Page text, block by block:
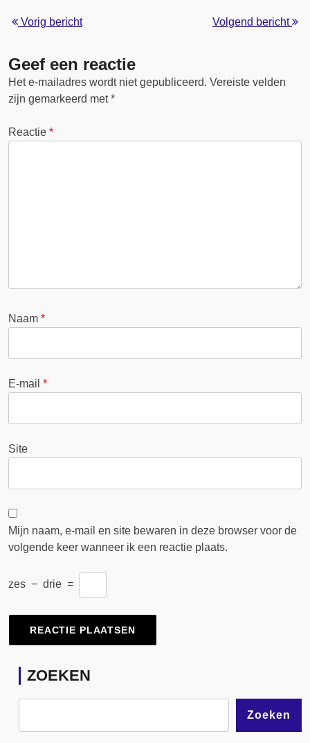
Vorig bericht Volgend bericht
Geef een reactie
Het e-mailadres wordt niet gepubliceerd. Vereiste velden
zijn gemarkeerd met*
Reactie *
Naam *
E-mail *
Site
Mijn naam, e-mail en site bewaren in deze browser voor de
volgende keer wanneer ik een reactie plaats.
zes − drie =
ZOEKEN
Zoeken